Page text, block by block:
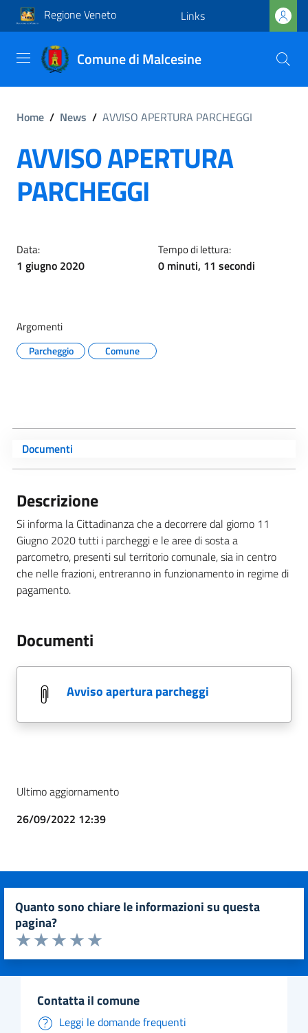
Regione Veneto Links
Comune di Malcesine
Home / News / AVVISO APERTURA PARCHEGGI
AVVISO APERTURA
PARCHEGGI
Data:
1 giugno 2020
Tempo di lettura:
0 minuti, 11 secondi
Argomenti
Parcheggio Comune
Documenti
Descrizione
Si informa la Cittadinanza che a decorrere dal giorno 11
Giugno 2020 tutti i parcheggi e le aree di sosta a
parcometro, presenti sul territorio comunale, sia in centro
che nelle frazioni, entreranno in funzionamento in regime di
pagamento.
Documenti
avviso apertura parcheggi
Ultimo aggiornamento
26/09/2022 12:39
quanto sono chiare le informazioni su questa
pagina?
Valuta da 1 a 5 stelle la pagina
Valuta 5 stelle su 5
Valuta 4 stelle su 5
Valuta 3 stelle su 5
Valuta 2 stelle su 5
Valuta 1 stelle su 5
contatta il comune
Leggi le domande frequenti